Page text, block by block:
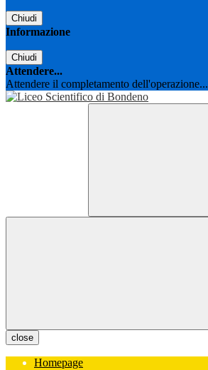
Chiudi
Informazione
Chiudi
Attendere...
Attendere il completamento dell'operazione...
close
Homepage